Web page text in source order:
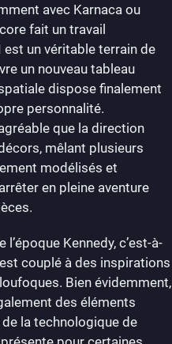
avec Karnaca ou
fait un travail
est un véritable terrain de
un nouveau tableau
dispose finalement
personnalité.
que la direction
mêlant plusieurs
modélisés et
en pleine aventure
Kennedy, c’est-à-
couplé à des inspirations
Bien évidemment,
des éléments
la technologique de